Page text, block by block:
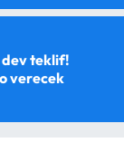
teklif!
verecek